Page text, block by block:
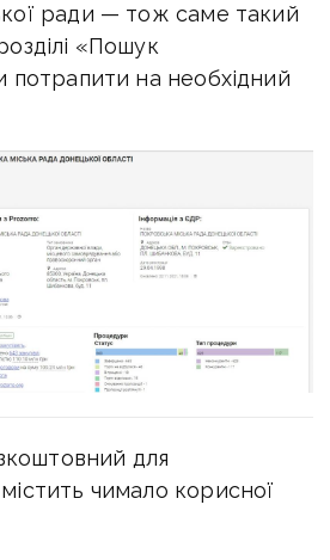
ради — тож саме такий
«Пошук
потрапити на необхідний
для
чимало корисної